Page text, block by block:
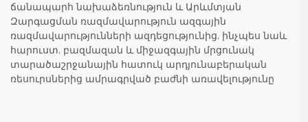
ճանապարհ նախաձեռնություն և Արևմտյան
Զարգացման ռազմավարություն ազգային
ռազմավարությունների ազդեցությունից, ինչպես նաև
հարուստ, բազմազան և միջազգային մրցունակ
տարածաշրջանային հատուկ արդյունաբերական
ռեսուրսներից ամրագրված բաժնի առավելությունը